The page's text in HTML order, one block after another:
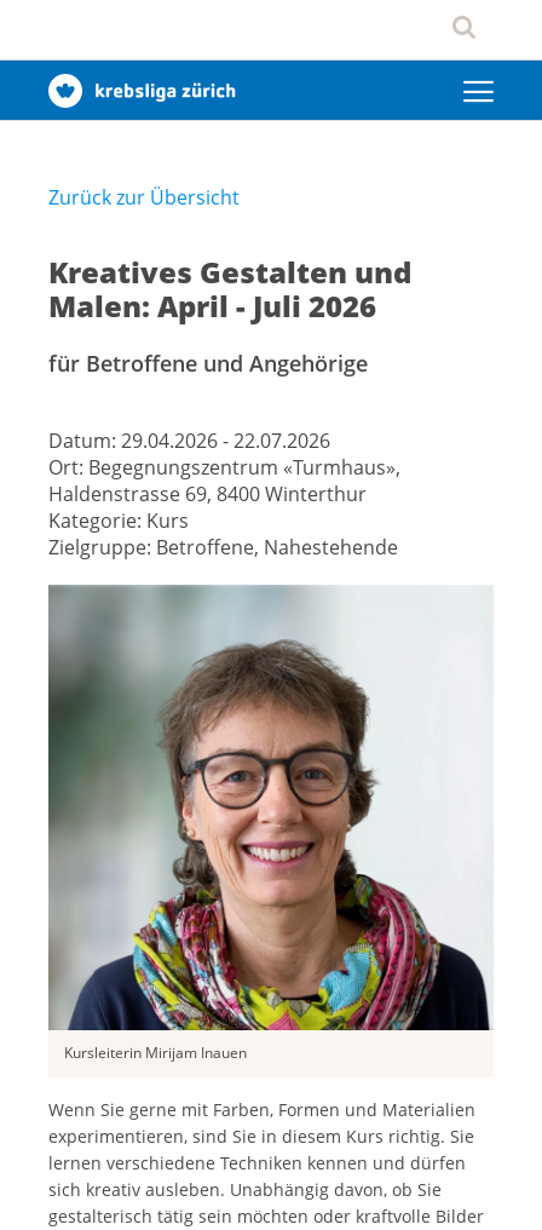
Zurück zur Übersicht
Kreatives Gestalten und
Malen: April - Juli 2026
für Betroffene und Angehörige
Datum: 29.04.2026 - 22.07.2026
Ort: Begegnungszentrum «Turmhaus»,
Haldenstrasse 69, 8400 Winterthur
Kategorie: Kurs
Zielgruppe: Betroffene, Nahestehende
Kursleiterin Mirijam Inauen
Wenn Sie gerne mit Farben, Formen und Materialien
experimentieren, sind Sie in diesem Kurs richtig. Sie
lernen verschiedene Techniken kennen und dürfen
sich kreativ ausleben. Unabhängig davon, ob Sie
gestalterisch tätig sein möchten oder kraftvolle Bilder